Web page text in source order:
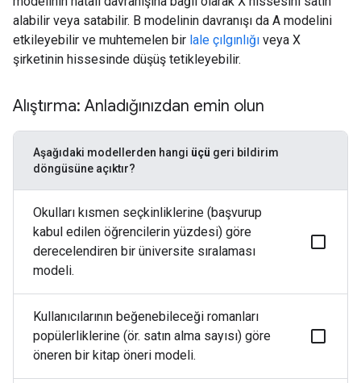
alabilir veya satabilir. B modelinin davranışı da A modelini
etkileyebilir ve muhtemelen bir lale çılgınlığı veya X
şirketinin hissesinde düşüş tetikleyebilir.
Alıştırma: Anladığınızdan emin olun
Aşağıdaki modellerden hangi üçü geri bildirim
döngüsüne açıktır?
Okulları kısmen seçkinliklerine (başvurup
kabul edilen öğrencilerin yüzdesi) göre
derecelendiren bir üniversite sıralaması
modeli.
Kullanıcılarının beğenebileceği romanları
popülerliklerine (ör. satın alma sayısı) göre
öneren bir kitap öneri modeli.